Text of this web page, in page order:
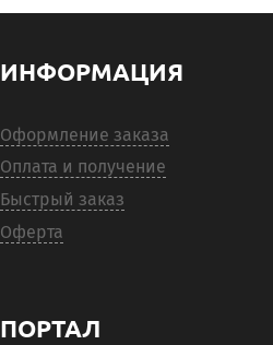
ИНФОРМАЦИЯ
Оформление заказа
Оплата и получение
Быстрый заказ
Оферта
ПОРТАЛ